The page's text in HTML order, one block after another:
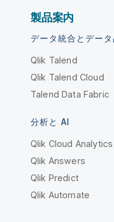
製品案内
データ統合とデー
Qlik Talend
Qlik Talend Cloud
Talend Data Fabric
分析と AI
Qlik Cloud Analytics
Qlik Answers
Qlik Predict
Qlik Automate